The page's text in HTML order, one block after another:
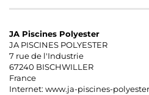
JA Piscines Polyester
JA PISCINES POLYESTER
7 rue de l'Industrie
67240 BISCHWILLER
France
Internet: www.ja-piscines-